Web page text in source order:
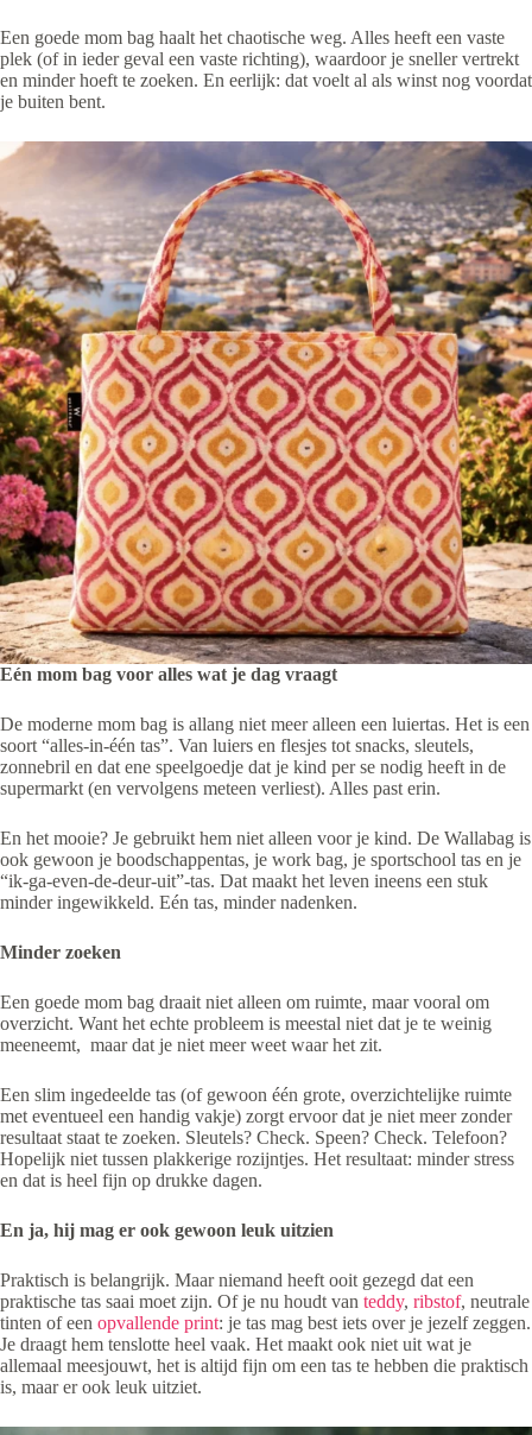
Een goede mom bag haalt het chaotische weg. Alles heeft een vaste
plek (of in ieder geval een vaste richting), waardoor je sneller vertrekt
en minder hoeft te zoeken. En eerlijk: dat voelt al als winst nog voordat
je buiten bent.
Eén mom bag voor alles wat je dag vraagt
De moderne mom bag is allang niet meer alleen een luiertas. Het is een
soort “alles-in-één tas”. Van luiers en flesjes tot snacks, sleutels,
zonnebril en dat ene speelgoedje dat je kind per se nodig heeft in de
supermarkt (en vervolgens meteen verliest). Alles past erin.
En het mooie? Je gebruikt hem niet alleen voor je kind. De Wallabag is
ook gewoon je boodschappentas, je work bag, je sportschool tas en je
“ik-ga-even-de-deur-uit”-tas. Dat maakt het leven ineens een stuk
minder ingewikkeld. Eén tas, minder nadenken.
Minder zoeken
Een goede mom bag draait niet alleen om ruimte, maar vooral om
overzicht. Want het echte probleem is meestal niet dat je te weinig
meeneemt, maar dat je niet meer weet waar het zit.
Een slim ingedeelde tas (of gewoon één grote, overzichtelijke ruimte
met eventueel een handig vakje) zorgt ervoor dat je niet meer zonder
resultaat staat te zoeken. Sleutels? Check. Speen? Check. Telefoon?
Hopelijk niet tussen plakkerige rozijntjes. Het resultaat: minder stress
en dat is heel fijn op drukke dagen.
En ja, hij mag er ook gewoon leuk uitzien
Praktisch is belangrijk. Maar niemand heeft ooit gezegd dat een
praktische tas saai moet zijn. Of je nu houdt van teddy, ribstof, neutrale
tinten of een opvallende print: je tas mag best iets over je jezelf zeggen.
Je draagt hem tenslotte heel vaak. Het maakt ook niet uit wat je
allemaal meesjouwt, het is altijd fijn om een tas te hebben die praktisch
is, maar er ook leuk uitziet.